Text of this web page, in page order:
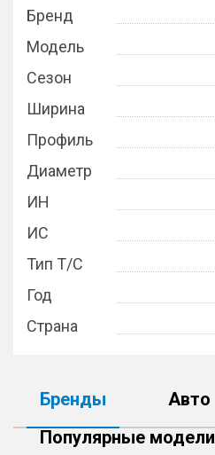
Бренд
Модель
Сезон
Ширина
Профиль
Диаметр
ИН
ИС
Тип Т/С
Год
Страна
Бренды
Авто
Популярные модели